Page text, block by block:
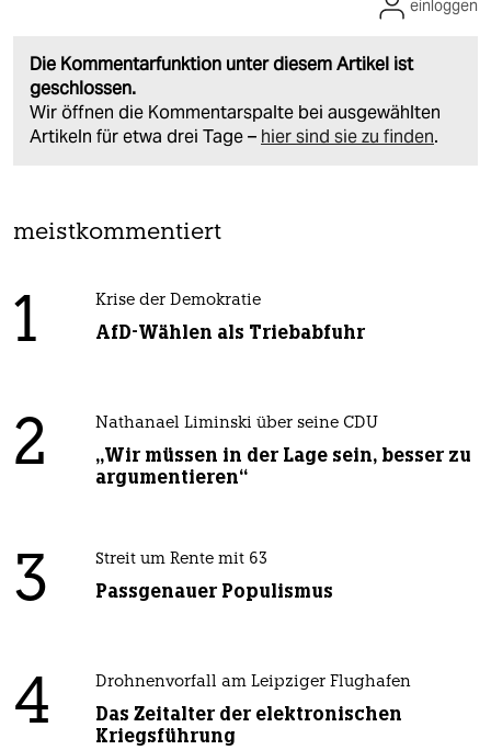
Die Kommentarfunktion unter diesem Artikel ist
geschlossen.
Wir öffnen die Kommentarspalte bei ausgewählten
Artikeln für etwa drei Tage – hier sind sie zu finden.
einloggen
meistkommentiert
1 Krise der Demokratie
AfD-Wählen als Triebabfuhr
2 Nathanael Liminski über seine CDU
„Wir müssen in der Lage sein, besser zu
argumentieren“
3 Streit um Rente mit 63
Passgenauer Populismus
4 Drohnenvorfall am Leipziger Flughafen
Das Zeitalter der elektronischen
Kriegsführung